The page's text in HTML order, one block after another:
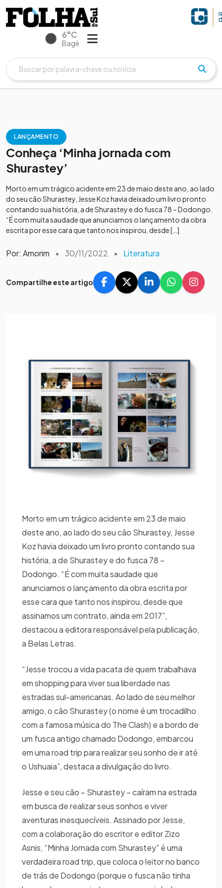
6°C
Bagé
LANÇAMENTO
Conheça ‘Minha jornada com
Shurastey’
Morto em um trágico acidente em 23 de maio deste ano, ao lado
do seu cão Shurastey, Jesse Koz havia deixado um livro pronto
contando sua história, a de Shurastey e do fusca 78 – Dodongo.
“É com muita saudade que anunciamos o lançamento da obra
escrita por esse cara que tanto nos inspirou, desde […]
Por: Amorim • 30/11/2022 • Literatura
Compartilhe este artigo
Morto em um trágico acidente em 23 de maio
deste ano, ao lado do seu cão Shurastey, Jesse
Koz havia deixado um livro pronto contando sua
história, a de Shurastey e do fusca 78 –
Dodongo. “É com muita saudade que
anunciamos o lançamento da obra escrita por
esse cara que tanto nos inspirou, desde que
assinamos um contrato, ainda em 2017”,
destacou a editora responsável pela publicação,
a Belas Letras.
“Jesse trocou a vida pacata de quem trabalhava
em shopping para viver sua liberdade nas
estradas sul-americanas. Ao lado de seu melhor
amigo, o cão Shurastey (o nome é um trocadilho
com a famosa música do The Clash) e a bordo de
um fusca antigo chamado Dodongo, embarcou
em uma road trip para realizar seu sonho de ir até
o Ushuaia”, destaca a divulgação do livro.
Jesse e seu cão – Shurastey – caíram na estrada
em busca de realizar seus sonhos e viver
aventuras inesquecíveis. Assinado por Jesse,
com a colaboração do escritor e editor Zizo
Asnis, “Minha Jornada com Shurastey” é uma
verdadeira road trip, que coloca o leitor no banco
de trás de Dodongo (porque o fusca não tinha